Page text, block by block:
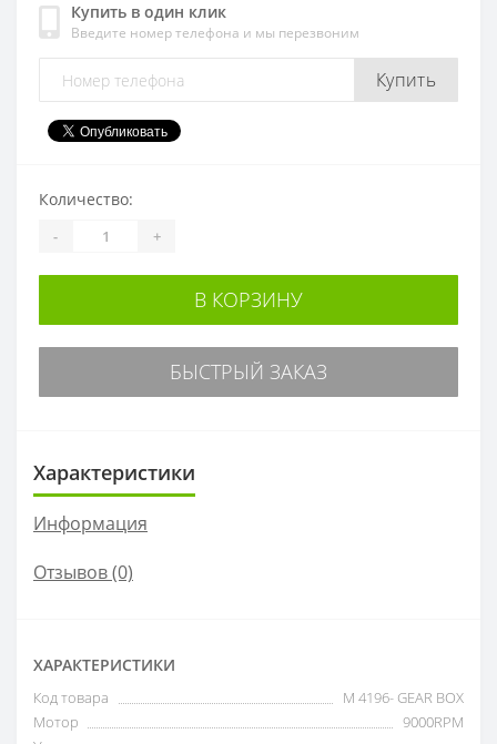
Купить в один клик
Введите номер телефона и мы перезвоним
Купить
Количество:
- +
В КОРЗИНУ
БЫСТРЫЙ ЗАКАЗ
Характеристики
Информация
Отзывов (0)
ХАРАКТЕРИСТИКИ
Код товара
M 4196- GEAR BOX
Мотор
9000RPM